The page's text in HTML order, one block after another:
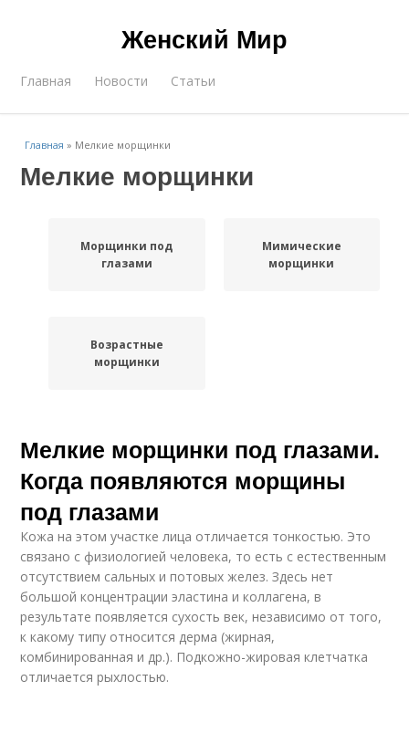
Женский Мир
Главная Новости Статьи
Главная » Мелкие морщинки
Мелкие морщинки
Морщинки под
глазами
Мимические
морщинки
Возрастные
морщинки
Мелкие морщинки под глазами.
Когда появляются морщины
под глазами
Кожа на этом участке лица отличается тонкостью. Это
связано с физиологией человека, то есть с естественным
отсутствием сальных и потовых желез. Здесь нет
большой концентрации эластина и коллагена, в
результате появляется сухость век, независимо от того,
к какому типу относится дерма (жирная,
комбинированная и др.). Подкожно-жировая клетчатка
отличается рыхлостью.